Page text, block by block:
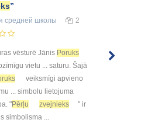
”
средней школы 2
vēsturē Jānis Poruks
vietu ... saturu. Šajā
veiksmīgi apvieno
... simbolu lietojuma
"Pērļu zvejnieks
" ir
simbolisma ...